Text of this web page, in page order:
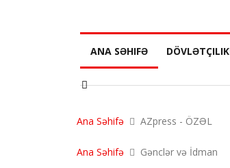
ANA SƏHIFƏ DÖVLƏTÇILIK
Ana Səhifə AZpress - ÖZƏL
Ana Səhifə Gənclər və İdman